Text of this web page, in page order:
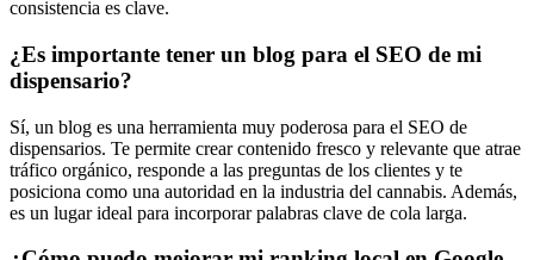
consistencia es clave.
¿Es importante tener un blog para el SEO de mi
dispensario?
Sí, un blog es una herramienta muy poderosa para el SEO de
dispensarios. Te permite crear contenido fresco y relevante que atrae
tráfico orgánico, responde a las preguntas de los clientes y te
posiciona como una autoridad en la industria del cannabis. Además,
es un lugar ideal para incorporar palabras clave de cola larga.